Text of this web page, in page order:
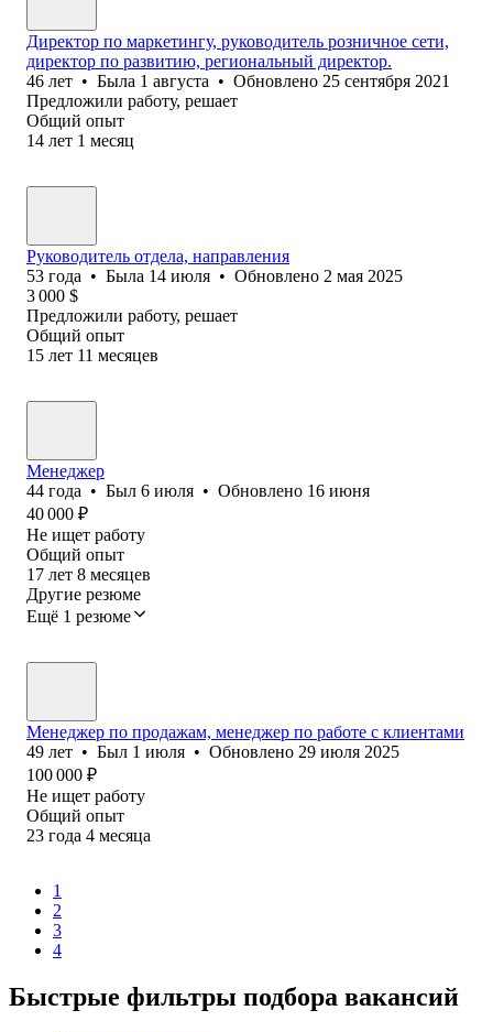
Директор по маркетингу, руководитель розничное сети,
директор по развитию, региональный директор.
46 лет • Была 1 августа • Обновлено 25 сентября 2021
Предложили работу, решает
Общий опыт
14 лет 1 месяц
Руководитель отдела, направления
53 года • Была 14 июля • Обновлено 2 мая 2025
3 000 $
Предложили работу, решает
Общий опыт
15 лет 11 месяцев
Менеджер
44 года • Был 6 июля • Обновлено 16 июня
40 000 ₽
Не ищет работу
Общий опыт
17 лет 8 месяцев
Другие резюме
Ещё 1 резюме
Менеджер по продажам, менеджер по работе с клиентами
49 лет • Был 1 июля • Обновлено 29 июля 2025
100 000 ₽
Не ищет работу
Общий опыт
23 года 4 месяца
1
2
3
4
Быстрые фильтры подбора вакансий